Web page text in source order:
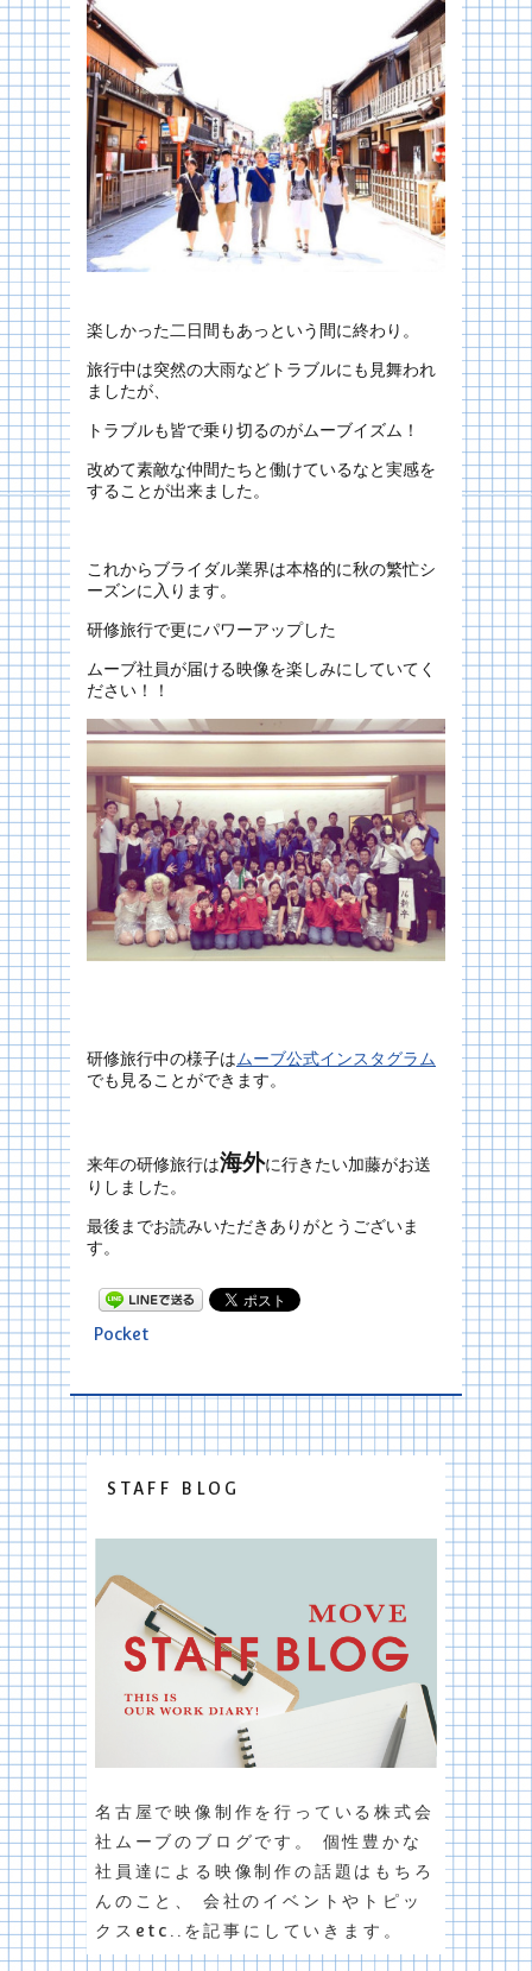
楽しかった二日間もあっという間に終わり。
旅行中は突然の大雨などトラブルにも見舞われ
ましたが、
トラブルも皆で乗り切るのがムーブイズム！
改めて素敵な仲間たちと働けているなと実感を
することが出来ました。
これからブライダル業界は本格的に秋の繁忙シ
ーズンに入ります。
研修旅行で更にパワーアップした
ムーブ社員が届ける映像を楽しみにしていてく
ださい！！
研修旅行中の様子はムーブ公式インスタグラム
でも見ることができます。
来年の研修旅行は海外に行きたい加藤がお送
りしました。
最後までお読みいただきありがとうございま
す。
Pocket
STAFF BLOG
名古屋で映像制作を行っている株式会
社ムーブのブログです。 個性豊かな
社員達による映像制作の話題はもちろ
んのこと、 会社のイベントやトピッ
クスetc..を記事にしていきます。